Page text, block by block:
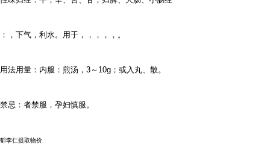
：，下气，利水。用于，，，，，。
用法用量：内服：煎汤， 3～ 10g ；或入丸、散。
禁忌：者禁服，孕妇慎服。
郁李仁提取物价